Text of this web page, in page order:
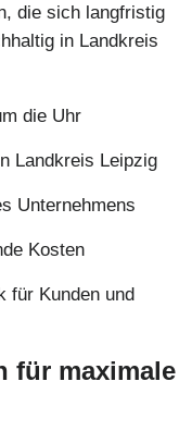
die sich langfristig
in Landkreis
die Uhr
Landkreis Leipzig
Unternehmens
Kosten
für Kunden und
für maximale